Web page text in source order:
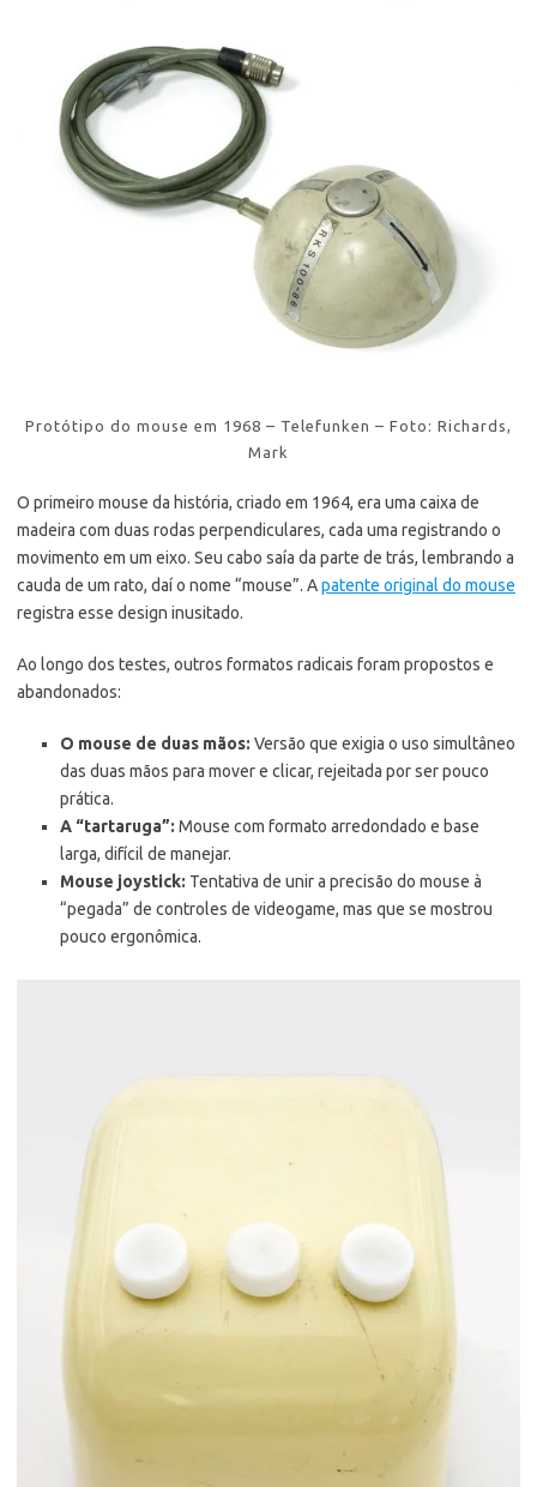
Protótipo do mouse em 1968 – Telefunken – Foto: Richards,
Mark
O primeiro mouse da história, criado em 1964, era uma caixa de
madeira com duas rodas perpendiculares, cada uma registrando o
movimento em um eixo. Seu cabo saía da parte de trás, lembrando a
cauda de um rato, daí o nome “mouse”. Apatente original do mouse
registra esse design inusitado.
Ao longo dos testes, outros formatos radicais foram propostos e
abandonados:
O mouse de duas mãos: Versão que exigia o uso simultâneo
das duas mãos para mover e clicar, rejeitada por ser pouco
prática.
A “tartaruga”: Mouse com formato arredondado e base
larga, difícil de manejar.
Mouse joystick: Tentativa de unir a precisão do mouse à
“pegada” de controles de videogame, mas que se mostrou
pouco ergonômica.